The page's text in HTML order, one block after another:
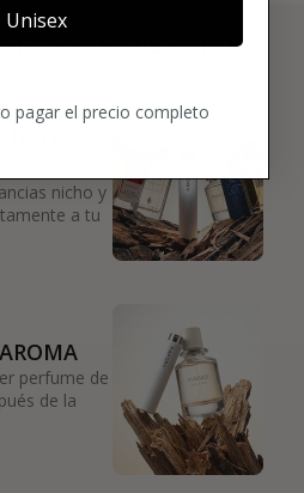
HACERTE MIEMBRO
nicho y
a tu
perfume de
de la
Unisex
pagar el precio completo